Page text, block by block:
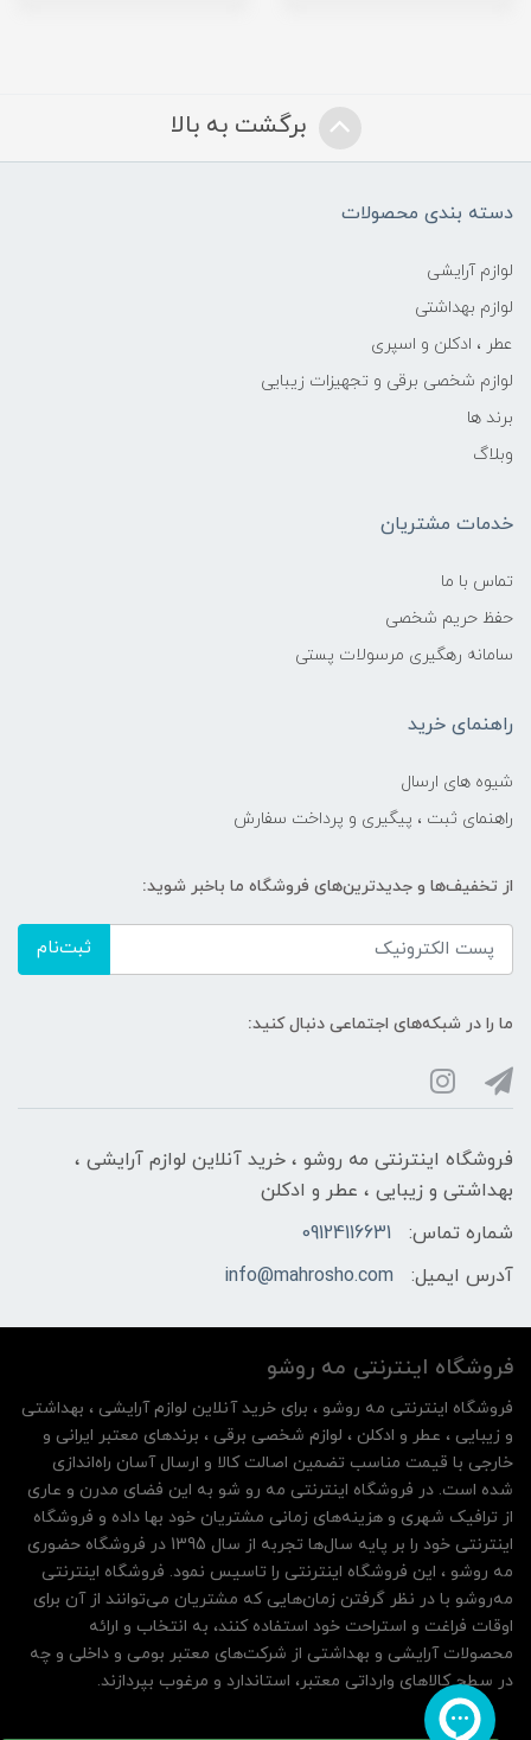
برگشت به بالا
دسته بندی محصولات
لوازم آرایشی
لوازم بهداشتی
عطر ، ادکلن و اسپری
لوازم شخصی برقی و تجهیزات زیبایی
برند ها
وبلاگ
خدمات مشتریان
تماس با ما
حفظ حریم شخصی
سامانه رهگیری مرسولات پستی
راهنمای خرید
شیوه های ارسال
راهنمای ثبت ، پیگیری و پرداخت سفارش
از تخفیف‌ها و جدیدترین‌های فروشگاه ما باخبر شوید:
ثبت‌نام
ما را در شبکه‌های اجتماعی دنبال کنید:
فروشگاه اینترنتی مه‌ رو‌شو ، خرید آنلاین لوازم آرایشی ،
بهداشتی و زیبایی ، عطر و ادکلن
شماره تماس:
09124116631
آدرس ایمیل:
info@mahrosho.com
فروشگاه اینترنتی مه‌ رو‌شو
فروشگاه اینترنتی مه‌ رو‌شو ، برای خرید آنلاین لوازم آرایشی ، بهداشتی
و زیبایی ، عطر و ادکلن ، لوازم شخصی برقی ، برندهای معتبر ایرانی و
خارجی با قیمت مناسب تضمین اصالت کالا و ارسال آسان راه‌اندازی
شده است. در فروشگاه اینترنتی مه رو شو به این فضای مدرن و عاری
از ترافیک شهری و هزینه‌های زمانی مشتریان خود بها داده و فروشگاه
اینترنتی خود را بر پایه سال‌ها تجربه از سال 1395 در فروشگاه حضوری
مه روشو ، این فروشگاه اینترنتی را تاسیس نمود. فروشگاه اینترنتی
مه‌رو‌شو با در نظر گرفتن زمان‌هایی که مشتریان می‌توانند از آن‌ برای
اوقات فراغت و استراحت خود استفاده کنند، به انتخاب و ارائه
محصولات آرایشی و بهداشتی از شرکت‌های معتبر بومی و داخلی و چه
در سطح کالاهای وارداتی معتبر، استاندارد و مرغوب بپردازند.